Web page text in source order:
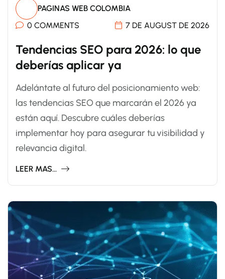
PAGINAS WEB COLOMBIA
0 COMMENTS
7 DE AUGUST DE 2026
Tendencias SEO para 2026: lo que
deberías aplicar ya
Adelántate al futuro del posicionamiento web:
las tendencias SEO que marcarán el 2026 ya
están aquí. Descubre cuáles deberías
implementar hoy para asegurar tu visibilidad y
relevancia digital.
LEER MAS...